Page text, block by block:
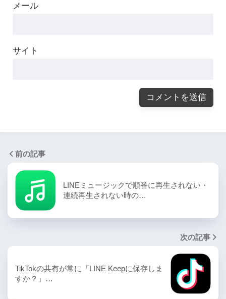
メール
サイト
前の記事
LINEミュージックで順番に再生されない・
連続再生されない時の…
次の記事
TikTokの共有が常に「LINE Keepに保存しま
すか？」…